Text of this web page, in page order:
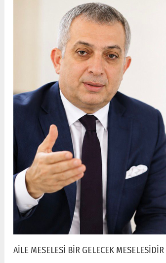
AİLE MESELESİ BİR GELECEK MESELESİDİR